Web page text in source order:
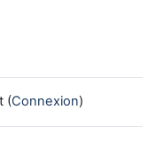
(Connexion)